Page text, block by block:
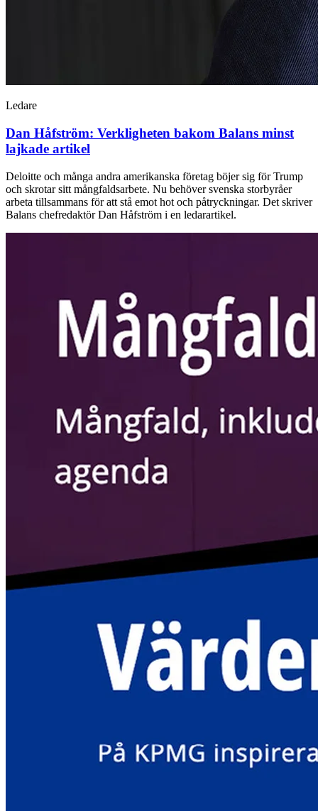
Ledare
Dan Håfström: Verkligheten bakom Balans minst
lajkade artikel
Deloitte och många andra amerikanska företag böjer sig för Trump
och skrotar sitt mångfaldsarbete. Nu behöver svenska storbyråer
arbeta tillsammans för att stå emot hot och påtryckningar. Det skriver
Balans chefredaktör Dan Håfström i en ledarartikel.